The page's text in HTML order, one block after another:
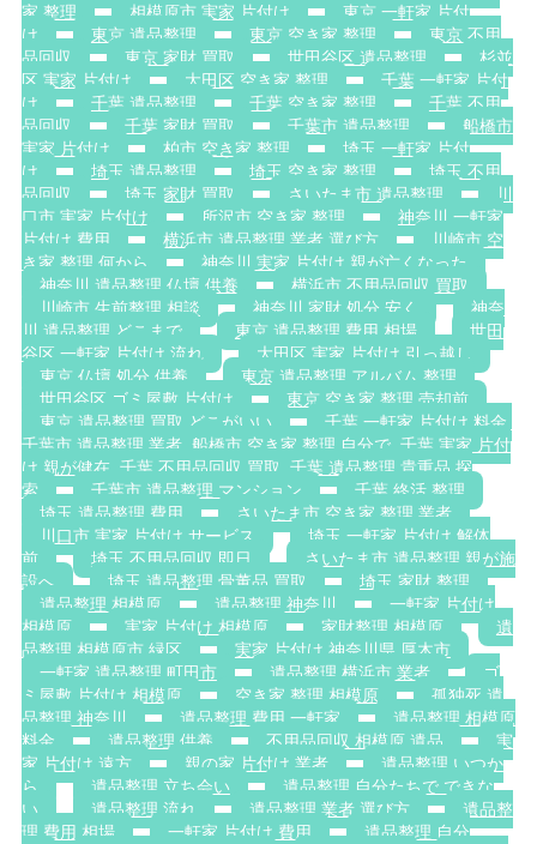
家 整理
相模原市 実家 片付け
東京 一軒家 片付
け
東京 遺品整理 東京 空き家 整理
東京 不用
品回収
東京 家財 買取 世田谷区 遺品整理
杉並
区 実家 片付け
大田区 空き家 整理
千葉 一軒家 片付
け
千葉 遺品整理 千葉 空き家 整理
千葉 不用
品回収
千葉 家財 買取 千葉市 遺品整理
船橋市
実家 片付け
柏市 空き家 整理
埼玉 一軒家 片付
け
埼玉 遺品整理 埼玉 空き家 整理
埼玉 不用
品回収
埼玉 家財 買取 さいたま市 遺品整理
川
口市 実家 片付け
所沢市 空き家 整理
神奈川 一軒家
片付け 費用
横浜市 遺品整理 業者 選び方
川崎市 空
き家 整理 何から
神奈川 実家 片付け 親が亡くなった
神奈川 遺品整理 仏壇 供養
横浜市 不用品回収 買取
川崎市 生前整理 相談
神奈川 家財 処分 安く
神奈
川 遺品整理 どこまで
東京 遺品整理 費用 相場
世田
谷区 一軒家 片付け 流れ
大田区 実家 片付け 引っ越し
東京 仏壇 処分 供養
東京 遺品整理 アルバム 整理
世田谷区 ゴミ屋敷 片付け
東京 空き家 整理 売却前
東京 遺品整理 買取 どこがいい
千葉 一軒家 片付け 料金.
千葉市 遺品整理 業者. 船橋市 空き家 整理 自分で. 千葉 実家 片付
け 親が健在. 千葉 不用品回収 買取. 千葉 遺品整理 貴重品 探
索
千葉市 遺品整理 マンション
千葉 終活 整理
埼玉 遺品整理 費用
さいたま市 空き家 整理 業者
川口市 実家 片付け サービス
埼玉 一軒家 片付け 解体
前
埼玉 不用品回収 即日
さいたま市 遺品整理 親が施
設へ
埼玉 遺品整理 骨董品 買取
埼玉 家財 整理
遺品整理 相模原
遺品整理 神奈川
一軒家 片付け
相模原
実家 片付け 相模原 家財整理 相模原
遺
品整理 相模原市 緑区
実家 片付け 神奈川県 厚木市
一軒家 遺品整理 町田市
遺品整理 横浜市 業者
ゴ
ミ屋敷 片付け 相模原
空き家 整理 相模原
孤独死 遺
品整理 神奈川
遺品整理 費用 一軒家
遺品整理 相模原
料金
遺品整理 供養 不用品回収 相模原 遺品
実
家 片付け 遠方
親の家 片付け 業者
遺品整理 いつか
ら
遺品整理 立ち会い
遺品整理 自分たちで できな
い
遺品整理 流れ 遺品整理 業者 選び方
遺品整
理 費用 相場
一軒家 片付け 費用
遺品整理 自分